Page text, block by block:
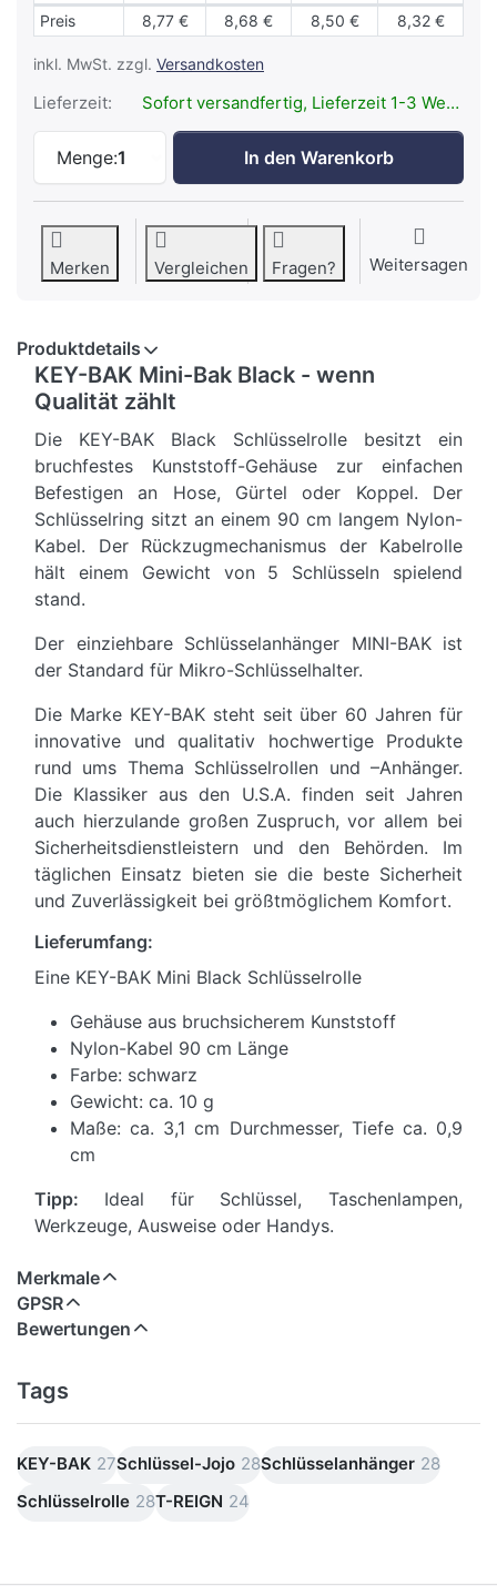
Staffelpreise
Preis
8,77 € 8,68 € 8,50 € 8,32 €
inkl. MwSt. zzgl. Versandkosten
Lieferzeit: Sofort versandfertig, Lieferzeit 1-3 Werktage.
Menge:1
KEY-BAK KB Mini-Bak Schwarz zu 8,95
In den Warenkorb
Merken Vergleichen Fragen? Weitersagen
Produktdetails
KEY-BAK Mini-Bak Black - wenn
Qualität zählt
Die KEY-BAK Black Schlüsselrolle besitzt ein
bruchfestes Kunststoff-Gehäuse zur einfachen
Befestigen an Hose, Gürtel oder Koppel. Der
Schlüsselring sitzt an einem 90 cm langem Nylon-
Kabel. Der Rückzugmechanismus der Kabelrolle
hält einem Gewicht von 5 Schlüsseln spielend
stand.
Der einziehbare Schlüsselanhänger MINI-BAK ist
der Standard für Mikro-Schlüsselhalter.
Die Marke KEY-BAK steht seit über 60 Jahren für
innovative und qualitativ hochwertige Produkte
rund ums Thema Schlüsselrollen und –Anhänger.
Die Klassiker aus den U.S.A. finden seit Jahren
auch hierzulande großen Zuspruch, vor allem bei
Sicherheitsdienstleistern und den Behörden. Im
täglichen Einsatz bieten sie die beste Sicherheit
und Zuverlässigkeit bei größtmöglichem Komfort.
Lieferumfang:
Eine KEY-BAK Mini Black Schlüsselrolle
Gehäuse aus bruchsicherem Kunststoff
Nylon-Kabel 90 cm Länge
Farbe: schwarz
Gewicht: ca. 10 g
Maße: ca. 3,1 cm Durchmesser, Tiefe ca. 0,9
cm
Tipp: Ideal für Schlüssel, Taschenlampen,
Werkzeuge, Ausweise oder Handys.
Merkmale
GPSR
Bewertungen
Tags
KEY-BAK 27Schlüssel-Jojo 28Schlüsselanhänger 28
Schlüsselrolle 28T-REIGN 24